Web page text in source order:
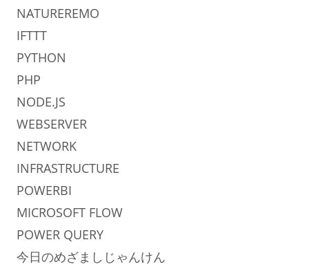
NATUREREMO
IFTTT
PYTHON
PHP
NODE.JS
WEBSERVER
NETWORK
INFRASTRUCTURE
POWERBI
MICROSOFT FLOW
POWER QUERY
今日のめざましじゃんけん